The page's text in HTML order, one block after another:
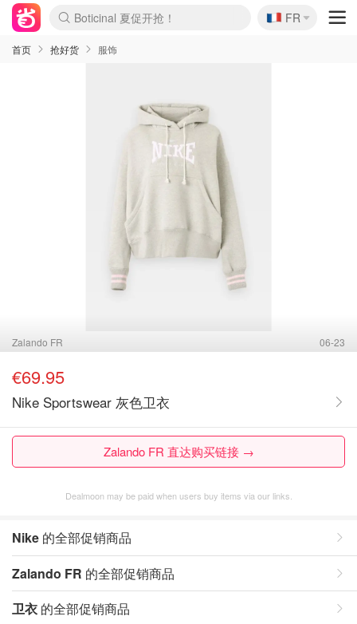
Boticinal 夏促开抢！
4折！lulu周四疯狂上新
还没结束！&OtherStories大促
Joybuy变相75折 随时失效
速领！Stanley独家85折
疑似霸哥！Camper额外叠85折
Zalando 奥莱闪促！每日更新
Moncler反季囤！5折起+叠9折
Coach Brooklyn仅€192
🇫🇷
FR
首页 抢好货 服饰
Zalando FR 06-23
€69.95
Nike Sportswear 灰色卫衣
Zalando FR 直达购买链接 →
Dealmoon may be paid when users buy items via our links.
Nike 的全部促销商品
Zalando FR 的全部促销商品
卫衣 的全部促销商品